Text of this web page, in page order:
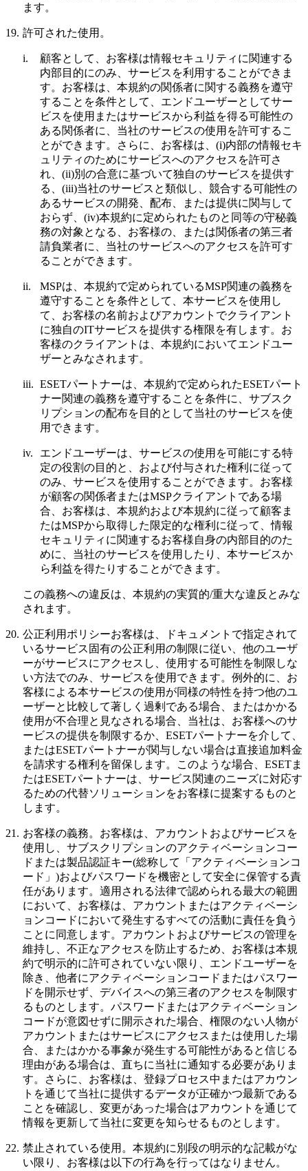
ます。
19. 許可された使用。
i.
顧客として、お客様は情報セキュリティに関連する
内部目的にのみ、サービスを利用することができま
す。お客様は、本規約の関係者に関する義務を遵守
することを条件として、エンドユーザーとしてサー
ビスを使用またはサービスから利益を得る可能性の
ある関係者に、当社のサービスの使用を許可するこ
とができます。さらに、お客様は、(i)内部の情報セキ
ュリティのためにサービスへのアクセスを許可さ
れ、(ii)別の合意に基づいて独自のサービスを提供す
る、(iii)当社のサービスと類似し、競合する可能性の
あるサービスの開発、配布、または提供に関与して
おらず、(iv)本規約に定められたものと同等の守秘義
務の対象となる、お客様の、または関係者の第三者
請負業者に、当社のサービスへのアクセスを許可す
ることができます。
ii.
MSPは、本規約で定められているMSP関連の義務を
遵守することを条件として、本サービスを使用し
て、お客様の名前およびアカウントでクライアント
に独自のITサービスを提供する権限を有します。お
客様のクライアントは、本規約においてエンドユー
ザーとみなされます。
iii. ESETパートナーは、本規約で定められたESETパート
ナー関連の義務を遵守することを条件に、サブスク
リプションの配布を目的として当社のサービスを使
用できます。
iv.
エンドユーザーは、サービスの使用を可能にする特
定の役割の目的と、および付与された権利に従って
のみ、サービスを使用することができます。お客様
が顧客の関係者またはMSPクライアントである場
合、お客様は、本規約および本規約に従って顧客ま
たはMSPから取得した限定的な権利に従って、情報
セキュリティに関連するお客様自身の内部目的のた
めに、当社のサービスを使用したり、本サービスか
ら利益を得たりすることができます。
この義務への違反は、本規約の実質的/重大な違反とみな
されます。
20. 公正利用ポリシーお客様は、ドキュメントで指定されて
いるサービス固有の公正利用の制限に従い、他のユーザ
ーがサービスにアクセスし、使用する可能性を制限しな
い方法でのみ、サービスを使用できます。例外的に、お
客様による本サービスの使用が同様の特性を持つ他のユ
ーザーと比較して著しく過剰である場合、またはかかる
使用が不合理と見なされる場合、当社は、お客様へのサ
ービスの提供を制限するか、ESETパートナーを介して、
またはESETパートナーが関与しない場合は直接追加料金
を請求する権利を留保します。このような場合、ESETま
たはESETパートナーは、サービス関連のニーズに対応す
るための代替ソリューションをお客様に提案するものと
します。
21. お客様の義務。 お客様は、アカウントおよびサービスを
使用し、サブスクリプションのアクティベーションコー
ドまたは製品認証キー(総称して「 アクティベーションコ
ード 」)およびパスワードを機密として安全に保管する責
任があります。適用される法律で認められる最大の範囲
において、お客様は、アカウントまたはアクティベーシ
ョンコードにおいて発生するすべての活動に責任を負う
ことに同意します。アカウントおよびサービスの管理を
維持し、不正なアクセスを防止するため、お客様は本規
約で明示的に許可されていない限り、エンドユーザーを
除き、他者にアクティベーションコードまたはパスワー
ドを開示せず、デバイスへの第三者のアクセスを制限す
るものとします。パスワードまたはアクティベーション
コードが意図せずに開示された場合、権限のない人物が
アカウントまたはサービスにアクセスまたは使用した場
合、またはかかる事象が発生する可能性があると信じる
理由がある場合は、直ちに当社に通知する必要がありま
す。さらに、お客様は、登録プロセス中またはアカウン
トを通じて当社に提供するデータが正確かつ最新である
ことを確認し、変更があった場合はアカウントを通じて
情報を更新して当社に変更を知らせるものとします。
22. 禁止されている使用。 本規約に別段の明示的な記載がな
い限り、お客様は以下の行為を行ってはなりません。